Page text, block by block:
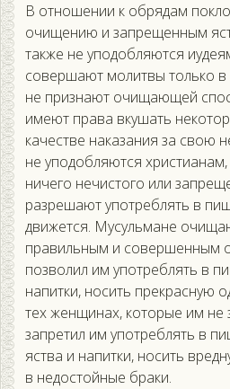
В отношении к обрядам
очищению и запрещенным
также не уподобляются
совершают молитвы только в
не признают очищающей
имеют права вкушать
качестве наказания за свою
не уподобляются
ничего нечистого или
разрешают употреблять в
движется. Мусульмане
правильным и совершенным
позволил им употреблять в
напитки, носить прекрасную
тех женщинах, которые им не
запретил им употреблять в
яства и напитки, носить
в недостойные браки.